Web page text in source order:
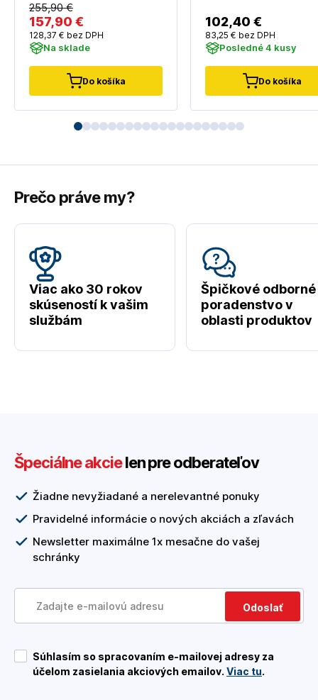
255,90 €
157,90 €
128,37 € bez DPH
Na sklade
Do košíka
102,40 €
83,25 € bez DPH
Posledné 4 kusy
Do košíka
Prečo práve my?
Viac ako 30 rokov
skúseností k vašim
službám
Špičkové odborné
poradenstvo v
oblasti produktov
Špeciálne akcielen pre odberateľov
Žiadne nevyžiadané a nerelevantné ponuky
Pravidelné informácie o nových akciách a zľavách
Newsletter maximálne 1x mesačne do vašej
schránky
Odoslať
Súhlasím so spracovaním e-mailovej adresy za
účelom zasielania akciových emailov. Viac tu.